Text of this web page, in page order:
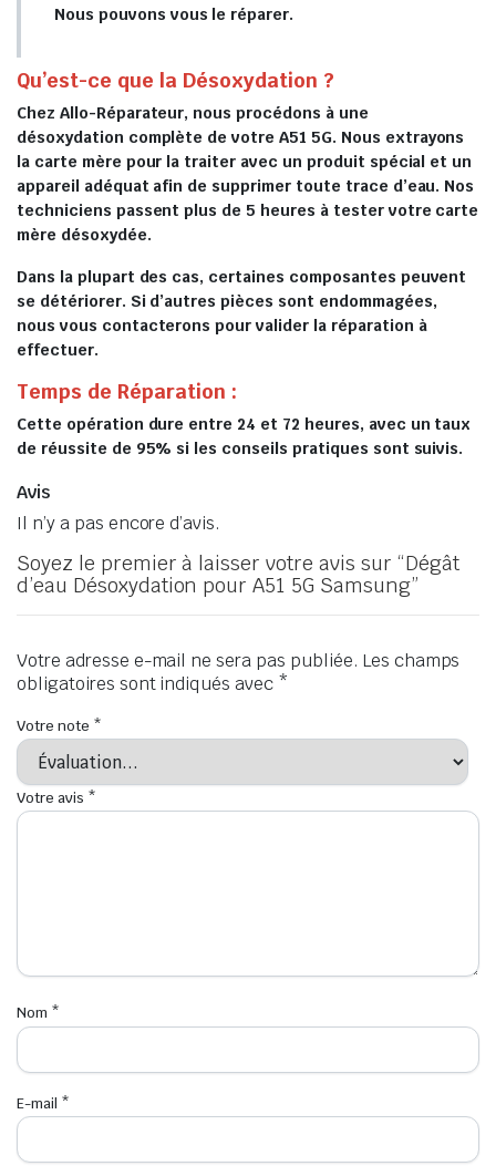
Nous pouvons vous le réparer.
Qu’est-ce que la Désoxydation ?
Chez Allo-Réparateur, nous procédons à une
désoxydation complète de votre A51 5G. Nous extrayons
la carte mère pour la traiter avec un produit spécial et un
appareil adéquat afin de supprimer toute trace d’eau. Nos
techniciens passent plus de 5 heures à tester votre carte
mère désoxydée.
Dans la plupart des cas, certaines composantes peuvent
se détériorer. Si d’autres pièces sont endommagées,
nous vous contacterons pour valider la réparation à
effectuer.
Temps de Réparation :
Cette opération dure entre 24 et 72 heures, avec un taux
de réussite de 95% si les conseils pratiques sont suivis.
Avis
Il n’y a pas encore d’avis.
Soyez le premier à laisser votre avis sur “Dégât
d’eau Désoxydation pour A51 5G Samsung”
Votre adresse e-mail ne sera pas publiée. Les champs
obligatoires sont indiqués avec *
Votre note *
Votre avis *
Nom *
E-mail *